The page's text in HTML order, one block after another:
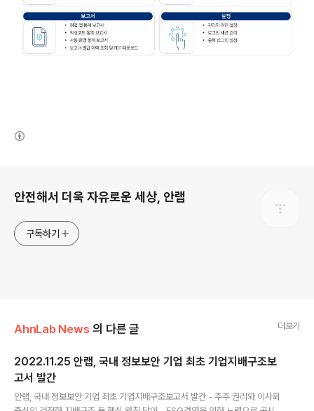
안전해서 더욱 자유로운 세상, 안랩
구독하기
AhnLab News 의 다른 글 더보기
2022.11.25 안랩, 국내 정보보안 기업 최초 기업지배구조보
고서 발간
안랩, 국내 정보보안 기업 최초 기업지배구조보고서 발간 - 주주 권리와 이사회